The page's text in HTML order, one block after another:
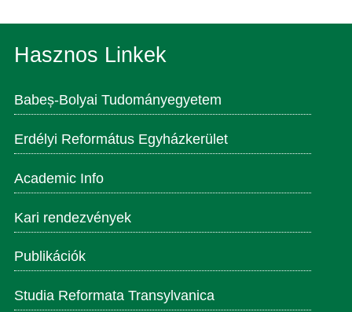
Hasznos Linkek
Babeș-Bolyai Tudományegyetem
Erdélyi Református Egyházkerület
Academic Info
Kari rendezvények
Publikációk
Studia Reformata Transylvanica